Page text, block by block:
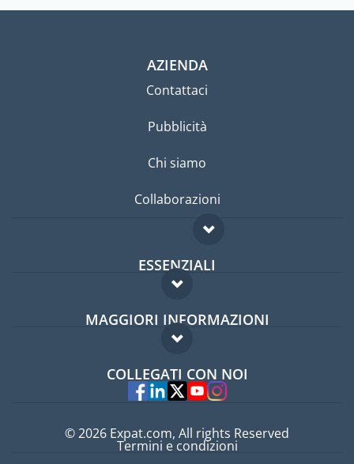
AZIENDA
Contattaci
Pubblicità
Chi siamo
Collaborazioni
ESSENZIALI
Forum per expat
Guida per expat
MAGGIORI INFORMAZIONI
Domande frequenti
Esperti
COLLEGATI CON NOI
© 2026 Expat.com, All rights Reserved
Termini e condizioni